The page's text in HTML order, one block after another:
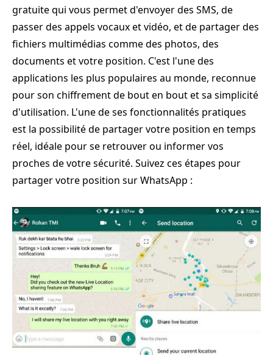
gratuite qui vous permet d'envoyer des SMS, de
passer des appels vocaux et vidéo, et de partager des
fichiers multimédias comme des photos, des
documents et votre position. C'est l'une des
applications les plus populaires au monde, reconnue
pour son chiffrement de bout en bout et sa simplicité
d'utilisation. L'une de ses fonctionnalités pratiques
est la possibilité de partager votre position en temps
réel, idéale pour se retrouver ou informer vos
proches de votre sécurité. Suivez ces étapes pour
partager votre position sur WhatsApp :